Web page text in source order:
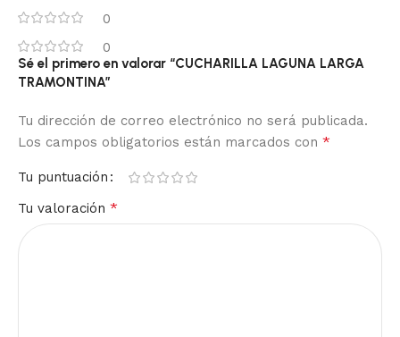
0
0
Sé el primero en valorar “CUCHARILLA LAGUNA LARGA
TRAMONTINA”
Tu dirección de correo electrónico no será publicada.
Los campos obligatorios están marcados con *
Tu puntuación
Tu valoración *